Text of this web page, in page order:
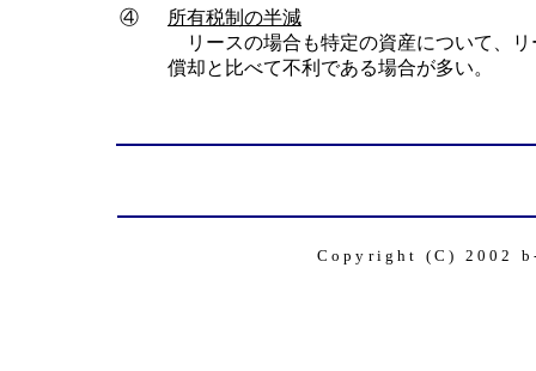
④
所有税制の半減
リースの場合も特定の資産について、
償却と比べて不利である場合が多い。
Copyright (C) 2002